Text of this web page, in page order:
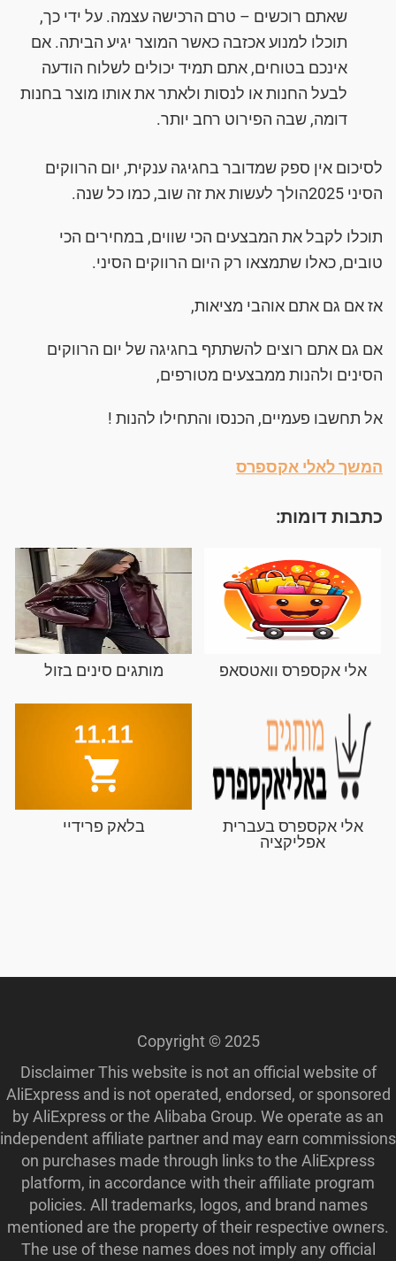
שאתם רוכשים – טרם הרכישה עצמה. על ידי כך,
תוכלו למנוע אכזבה כאשר המוצר יגיע הביתה. אם
אינכם בטוחים, אתם תמיד יכולים לשלוח הודעה
לבעל החנות או לנסות ולאתר את אותו מוצר בחנות
דומה, שבה הפירוט רחב יותר.
לסיכום אין ספק שמדובר בחגיגה ענקית, יום הרווקים
הסיני 2025הולך לעשות את זה שוב, כמו כל שנה.
תוכלו לקבל את המבצעים הכי שווים, במחירים הכי
טובים, כאלו שתמצאו רק היום הרווקים הסיני.
אז אם גם אתם אוהבי מציאות,
אם גם אתם רוצים להשתתף בחגיגה של יום הרווקים
הסינים ולהנות ממבצעים מטורפים,
אל תחשבו פעמיים, הכנסו והתחילו להנות !
המשך לאלי אקספרס
כתבות דומות:
אלי אקספרס וואטסאפ מותגים סינים בזול
אלי אקספרס בעברית
אפליקציה
בלאק פרידיי
Copyright © 2025
Disclaimer This website is not an official website of
AliExpress and is not operated, endorsed, or sponsored
by AliExpress or the Alibaba Group. We operate as an
independent affiliate partner and may earn commissions
on purchases made through links to the AliExpress
platform, in accordance with their affiliate program
policies. All trademarks, logos, and brand names
mentioned are the property of their respective owners.
The use of these names does not imply any official